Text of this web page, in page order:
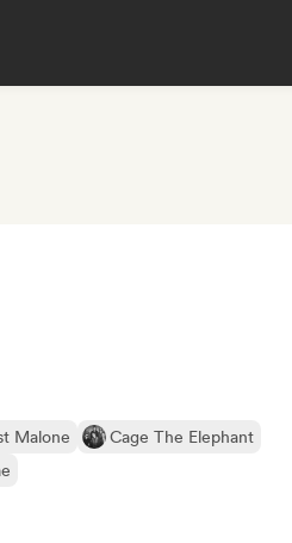
Malone
Cage The Elephant